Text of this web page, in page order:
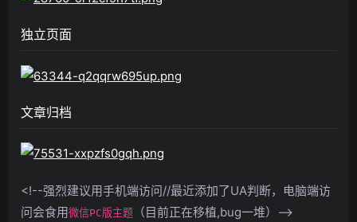
独立页面
文章归档
<!--强烈建议用手机端访问//最近添加了UA判断，电脑端访
问会食用微信PC版主题 （目前正在移植,bug一堆）-->